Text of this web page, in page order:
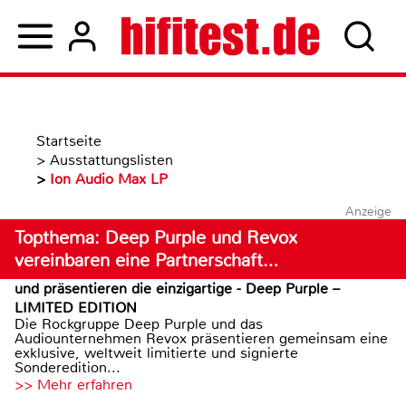
Startseite
> Ausstattungslisten
> Ion Audio Max LP
Anzeige
Topthema: Deep Purple und Revox
vereinbaren eine Partnerschaft…
und präsentieren die einzigartige - Deep Purple –
LIMITED EDITION
Die Rockgruppe Deep Purple und das
Audiounternehmen Revox präsentieren gemeinsam eine
exklusive, weltweit limitierte und signierte
Sonderedition...
>> Mehr erfahren